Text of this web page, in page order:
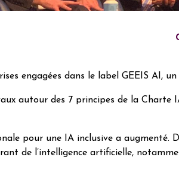
engagées dans le label GEEIS AI,
autour des 7 principes de la Charte
pour une IA inclusive a augmenté.
de l’intelligence artificielle,